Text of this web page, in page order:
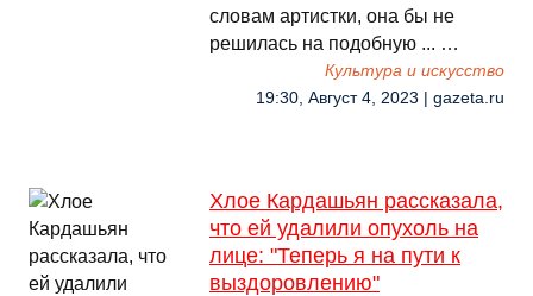
словам артистки, она бы не
решилась на подобную ... …
Культура и искусство
19:30, Август 4, 2023 | gazeta.ru
Хлое Кардашьян рассказала,
что ей удалили опухоль на
лице: "Теперь я на пути к
выздоровлению"